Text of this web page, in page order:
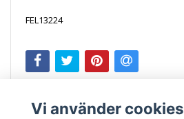
FEL13224
Vi använder cookies